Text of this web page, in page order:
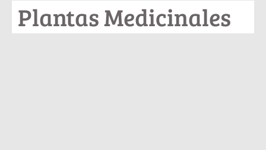
Plantas Medicinales